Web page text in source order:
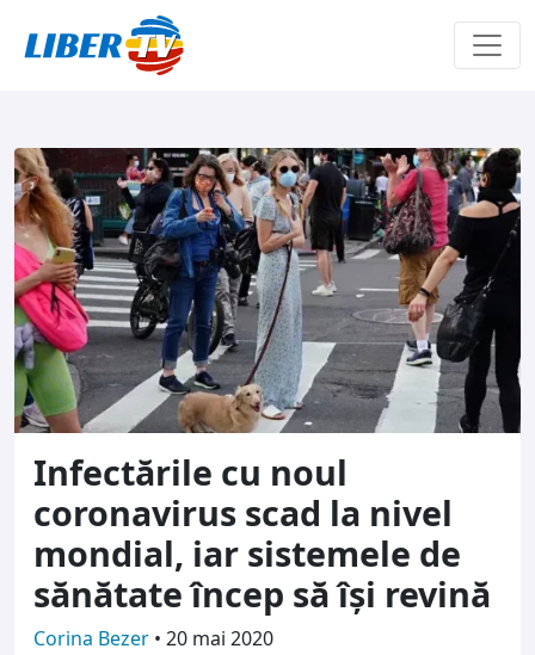
Infectările cu noul
coronavirus scad la nivel
mondial, iar sistemele de
sănătate încep să își revină
Corina Bezer • 20 mai 2020